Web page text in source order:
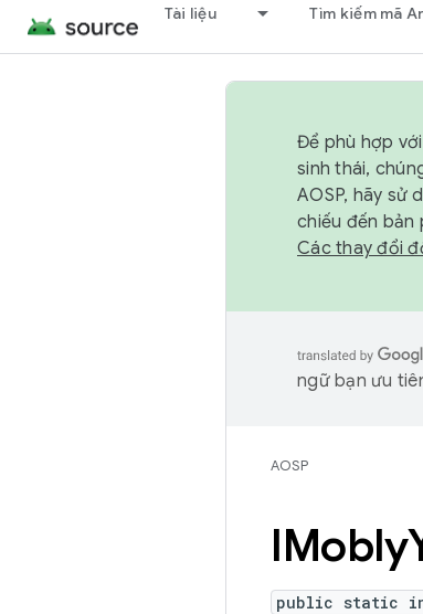
Tài liệu Tìm kiếm mã
Để phù hợp
sinh thái,
AOSP, hãy sử
chiếu đến bản
Các thay đổi
ngữ bạn ưu
AOSP
IMobly
public static